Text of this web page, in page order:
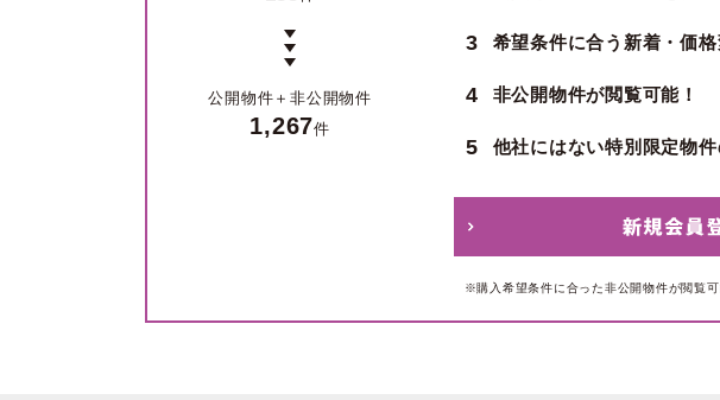
公開物件＋ 非公開物件
1,267件
3 希望条件に合う新着・価
4 非公開物件が閲覧可能！
5 他社にはない特別限定物
※購入希望条件に合った非公開物件が閲覧可